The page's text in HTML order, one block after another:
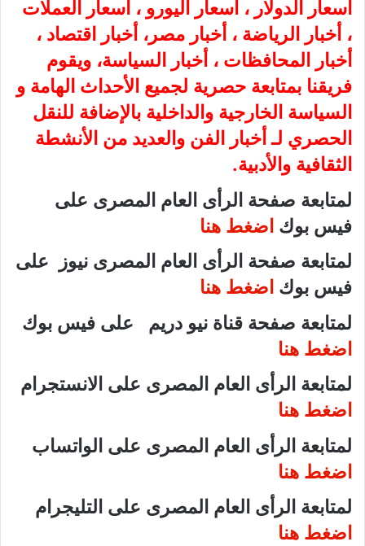
أسعار الدولار ، أسعار اليورو ، أسعار العملات
، أخبار الرياضة ، أخبار مصر، أخبار اقتصاد ،
أخبار المحافظات ، أخبار السياسة، ويقوم
فريقنا بمتابعة حصرية لجميع الأحداث الهامة و
السياسة الخارجية والداخلية بالإضافة للنقل
الحصري لـ أخبار الفن والعديد من الأنشطة
الثقافية والأدبية.
لمتابعة صفحة الرأى العام المصرى على
فيس بوك اضغط هنا
لمتابعة صفحة الرأى العام المصرى نيوز على
فيس بوك اضغط هنا
لمتابعة صفحة قناة نيو دريم على فيس بوك
اضغط هنا
لمتابعة الرأى العام المصرى على الانستجرام
اضغط هنا
لمتابعة الرأى العام المصرى على الواتساب
اضغط هنا
لمتابعة الرأى العام المصرى على التليجرام
اضغط هنا